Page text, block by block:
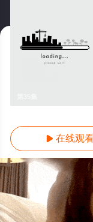
 在线观